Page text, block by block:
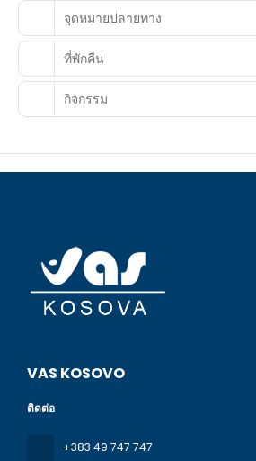
จุดหมายปลายทาง
ที่พักคืน
กิจกรรม
VAS KOSOVO
ติดต่อ
+383 49 747 747